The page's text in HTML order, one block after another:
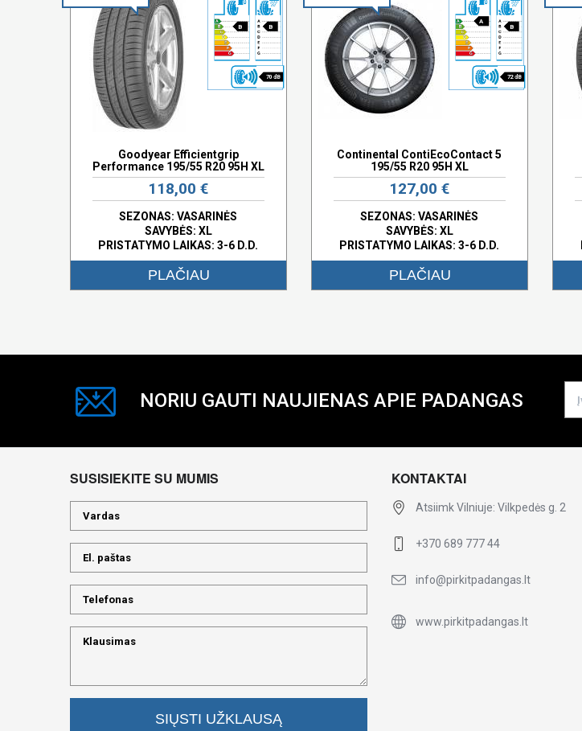
B B
70 dB
Goodyear Efficientgrip
Performance 195/55 R20 95H XL
118,00 €
SEZONAS: VASARINĖS
SAVYBĖS: XL
PRISTATYMO LAIKAS: 3-6 D.D.
PLAČIAU
A
B
72 dB
Continental ContiEcoContact 5
195/55 R20 95H XL
127,00 €
SEZONAS: VASARINĖS
SAVYBĖS: XL
PRISTATYMO LAIKAS: 3-6 D.D.
PLAČIAU
NORIU GAUTI NAUJIENAS APIE PADANGAS
SUSISIEKITE SU MUMIS
SIŲSTI UŽKLAUSĄ
KONTAKTAI
Atsiimk Vilniuje: Vilkpedės g. 2
+370 689 777 44
info@pirkitpadangas.lt
www.pirkitpadangas.lt